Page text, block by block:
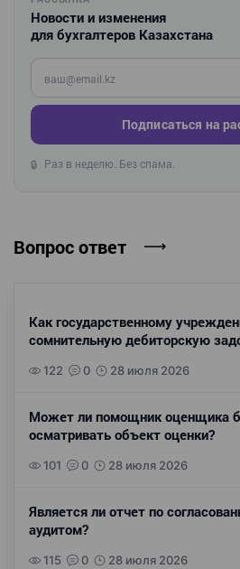
Новости и изменения
для бухгалтеров Казахстана
Введите ваш e-mail
Подписаться на
🔒 Раз в неделю. Без спама.
Вопрос ответ
Как государственному
сомнительную дебиторскую
122 0 28 июля 2026
Может ли помощник оценщика
осматривать объект оценки?
101 0 28 июля 2026
Является ли отчет по
аудитом?
115 0 28 июля 2026